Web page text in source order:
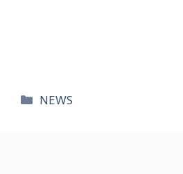
카
NEWS